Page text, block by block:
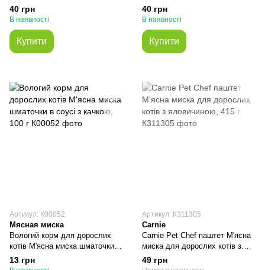
шматочки в соусі з куркою, 415
г
40 грн
В наявності
Купити
шматочки в соусі з куркою, 415
г
40 грн
В наявності
Купити
Артикул: К00052
Мясная миска
Вологий корм для дорослих
котів М'ясна миска шматочки в
соусі з качкою, 100 г
13 грн
Артикул: К311305
Carnie
Carnie Pet Chef паштет М'ясна
миска для дорослих котів з
яловичиною, 415 г
49 грн